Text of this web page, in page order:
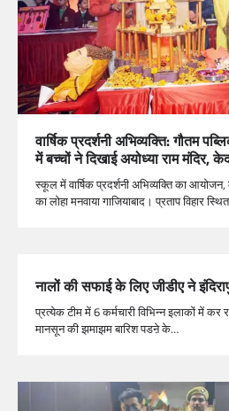
वार्षिक प्रदर्शनी अभिव्यक्ति: गौतम
में बच्चों ने दिखाई अयोध्या राम मंदिर,
स्कूल में वार्षिक प्रदर्शनी अभिव्यक्ति का
का लोहा मनवाया गाजियाबाद। प्रताप विहार
नालों की सफाई के लिए जीडीए ने
प्रत्येक टीम में 6 कर्मचारी विभिन्न इलाकों में कर
मानसून की झमाझम बारिश पडऩे के…